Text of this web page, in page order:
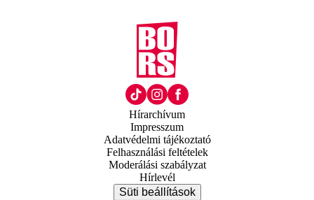
Hírarchívum
Impresszum
Adatvédelmi tájékoztató
Felhasználási feltételek
Moderálási szabályzat
Hírlevél
Süti beállítások